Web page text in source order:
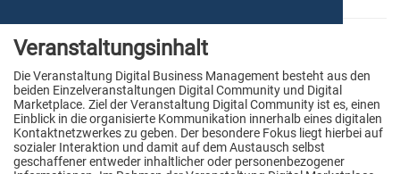
Veranstaltungsinhalt
Die Veranstaltung Digital Business Management besteht aus den
beiden Einzelveranstaltungen Digital Community und Digital
Marketplace. Ziel der Veranstaltung Digital Community ist es, einen
Einblick in die organisierte Kommunikation innerhalb eines digitalen
Kontaktnetzwerkes zu geben. Der besondere Fokus liegt hierbei auf
sozialer Interaktion und damit auf dem Austausch selbst
geschaffener entweder inhaltlicher oder personenbezogener